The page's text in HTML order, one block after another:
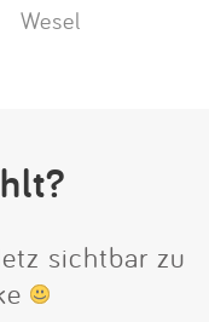
Wesel
sichtbar zu